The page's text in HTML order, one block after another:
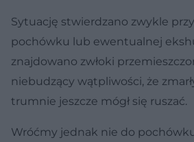
Sytuację stwierdzano zwykle
pochówku lub ewentualnej
znajdowano zwłoki
niebudzący wątpliwości, że
trumnie jeszcze mógł się ruszać.
Wróćmy jednak nie do